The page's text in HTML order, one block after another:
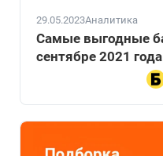
29.05.2023Аналитика
Самые выгодные
сентябре 2021 года